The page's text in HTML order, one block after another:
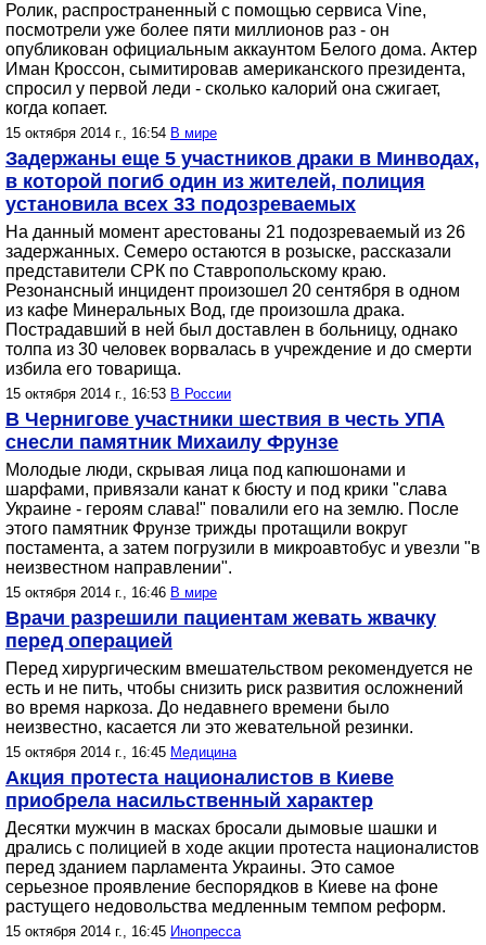
Ролик, распространенный с помощью сервиса Vine,
посмотрели уже более пяти миллионов раз - он
опубликован официальным аккаунтом Белого дома. Актер
Иман Кроссон, сымитировав американского президента,
спросил у первой леди - сколько калорий она сжигает,
когда копает.
15 октября 2014 г., 16:54 В мире
Задержаны еще 5 участников драки в Минводах,
в которой погиб один из жителей, полиция
установила всех 33 подозреваемых
На данный момент арестованы 21 подозреваемый из 26
задержанных. Семеро остаются в розыске, рассказали
представители СРК по Ставропольскому краю.
Резонансный инцидент произошел 20 сентября в одном
из кафе Минеральных Вод, где произошла драка.
Пострадавший в ней был доставлен в больницу, однако
толпа из 30 человек ворвалась в учреждение и до смерти
избила его товарища.
15 октября 2014 г., 16:53 В России
В Чернигове участники шествия в честь УПА
снесли памятник Михаилу Фрунзе
Молодые люди, скрывая лица под капюшонами и
шарфами, привязали канат к бюсту и под крики "слава
Украине - героям слава!" повалили его на землю. После
этого памятник Фрунзе трижды протащили вокруг
постамента, а затем погрузили в микроавтобус и увезли "в
неизвестном направлении".
15 октября 2014 г., 16:46 В мире
Врачи разрешили пациентам жевать жвачку
перед операцией
Перед хирургическим вмешательством рекомендуется не
есть и не пить, чтобы снизить риск развития осложнений
во время наркоза. До недавнего времени было
неизвестно, касается ли это жевательной резинки.
15 октября 2014 г., 16:45 Медицина
Акция протеста националистов в Киеве
приобрела насильственный характер
Десятки мужчин в масках бросали дымовые шашки и
дрались с полицией в ходе акции протеста националистов
перед зданием парламента Украины. Это самое
серьезное проявление беспорядков в Киеве на фоне
растущего недовольства медленным темпом реформ.
15 октября 2014 г., 16:45 Инопресса